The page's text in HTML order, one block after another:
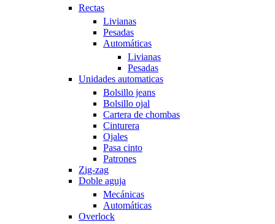
Rectas
Livianas
Pesadas
Automáticas
Livianas
Pesadas
Unidades automaticas
Bolsillo jeans
Bolsillo ojal
Cartera de chombas
Cinturera
Ojales
Pasa cinto
Patrones
Zig-zag
Doble aguja
Mecánicas
Automáticas
Overlock